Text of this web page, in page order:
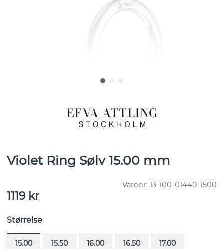
Violet Ring Sølv 15.00 mm
Varenr: 13-100-01440-1500
1119kr
Størrelse
15.00 15.50 16.00 16.50 17.00